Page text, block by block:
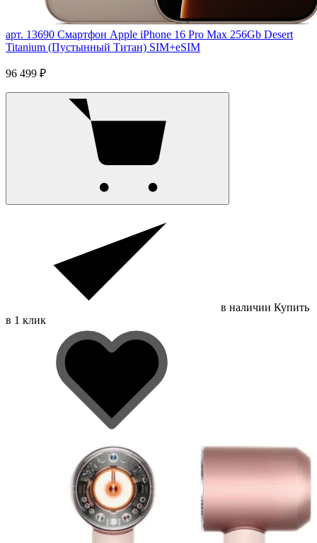
арт. 13690 Смартфон Apple iPhone 16 Pro Max 256Gb Desert
Titanium (Пустынный Титан) SIM+eSIM
96 499 ₽
в наличии Купить
в 1 клик